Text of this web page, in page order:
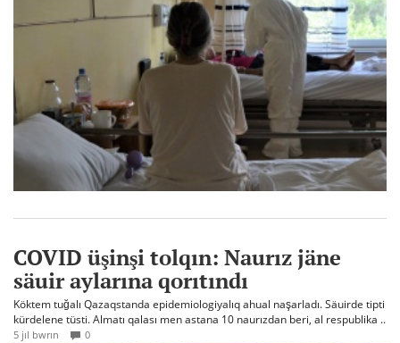
COVID üşinşi tolqın: Naurız jäne
säuir aylarına qorıtındı
Köktem tuğalı Qazaqstanda epidemiologiyalıq ahual naşarladı. Säuirde tipti
kürdelene tüsti. Almatı qalası men astana 10 naurızdan beri, al respublika ..
5 jıl bwrın 0